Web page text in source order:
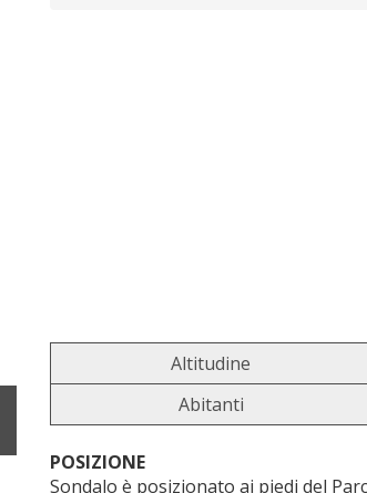
Altitudine
Abitanti
POSIZIONE
Sondalo è posizionato ai piedi del